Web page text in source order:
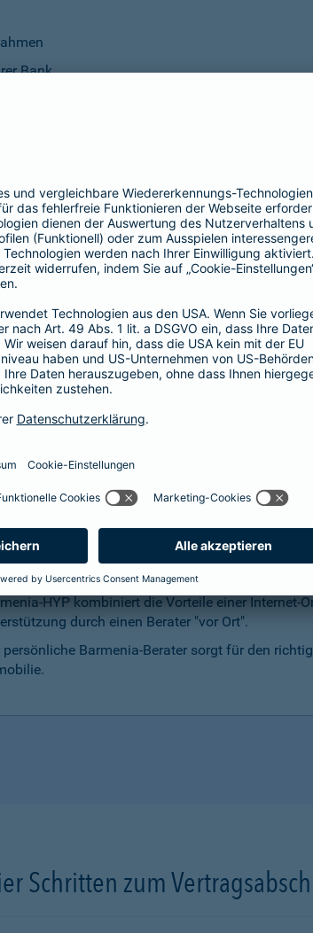
Bank
wie die Vereinbarung individueller
der Barmenia-HYP
HYP kann durch den Zugriff auf den
auf Ihre Wünsche reagieren.
Machbarkeit der Finanzierung zum besten Preis
persönliche Beratung, die Marktrecherchen und
sind kostenlos und unverbindlich.
HYP kombiniert die Vorteile einer Internet-
durch einen Berater "vor Ort".
persönliche Barmenia-Berater sorgt für den
Schritten zum